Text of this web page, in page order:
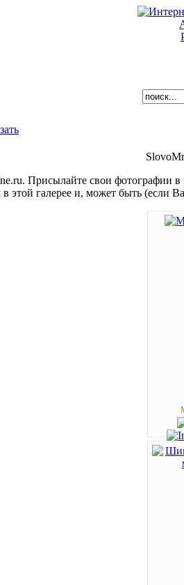
.ru. Присылайте свои фотографии в
этой галерее и, может быть